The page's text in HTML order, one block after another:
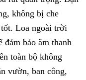
không bị che
Loa ngoài trời
bảo âm thanh
toàn bộ không
vườn, ban công,